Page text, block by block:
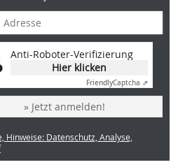
Anti-Roboter-Verifizierung
Hier klicken
FriendlyCaptcha ⇗
» Jetzt anmelden!
Hinweise: Datenschutz, Analyse,